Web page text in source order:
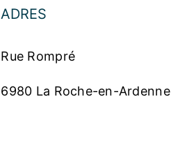
ADRES
Rue Rompré
6980 La Roche-en-Ardenne